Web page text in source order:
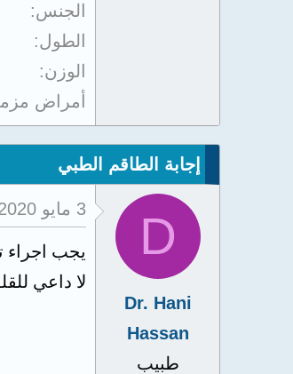
الجنس
الطول
الوزن
أمراض
إجابة الطاقم الطبي
D
Dr. Hani
Hassan
طبيب
3 مايو 2020
يجب اجراء
لا داعي